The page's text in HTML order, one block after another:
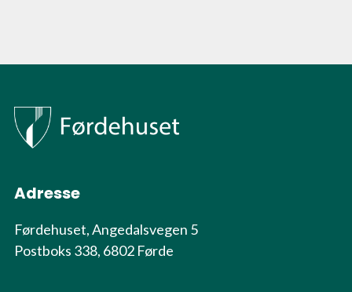
Adresse
Førdehuset, Angedalsvegen 5
Postboks 338, 6802 Førde